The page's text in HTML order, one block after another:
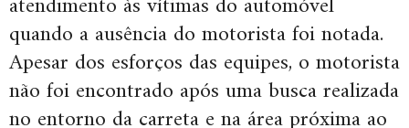
quando a ausência do motorista foi notada.
Apesar dos esforços das equipes, o motorista
não foi encontrado após uma busca realizada
no entorno da carreta e na área próxima ao